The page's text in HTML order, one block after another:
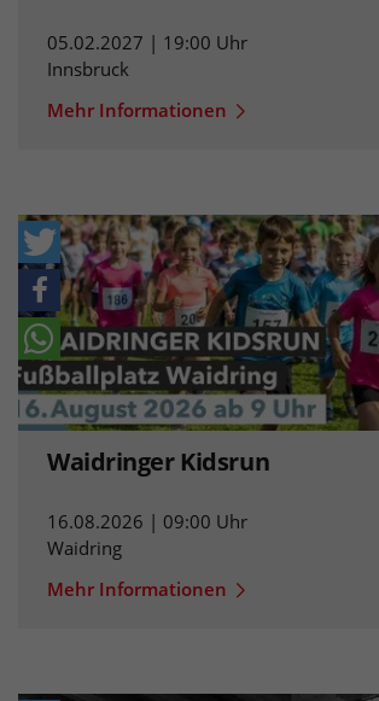
05.02.2027 | 19:00 Uhr
Innsbruck
Mehr Informationen
Waidringer Kidsrun
16.08.2026 | 09:00 Uhr
Waidring
Mehr Informationen